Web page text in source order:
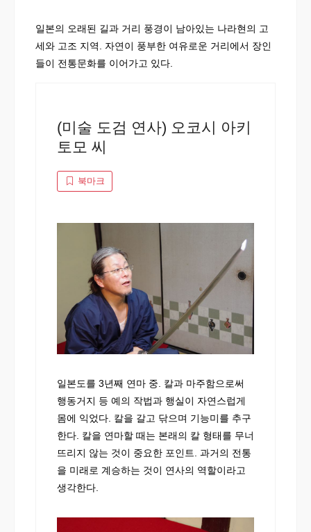
일본의 오래된 길과 거리 풍경이 남아있는 나라현의 고
세와 고조 지역. 자연이 풍부한 여유로운 거리에서 장인
들이 전통문화를 이어가고 있다.
(미술 도검 연사) 오코시 아키
토모 씨
북마크
일본도를 3년째 연마 중. 칼과 마주함으로써
행동거지 등 예의 작법과 행실이 자연스럽게
몸에 익었다. 칼을 갈고 닦으며 기능미를 추구
한다. 칼을 연마할 때는 본래의 칼 형태를 무너
뜨리지 않는 것이 중요한 포인트. 과거의 전통
을 미래로 계승하는 것이 연사의 역할이라고
생각한다.